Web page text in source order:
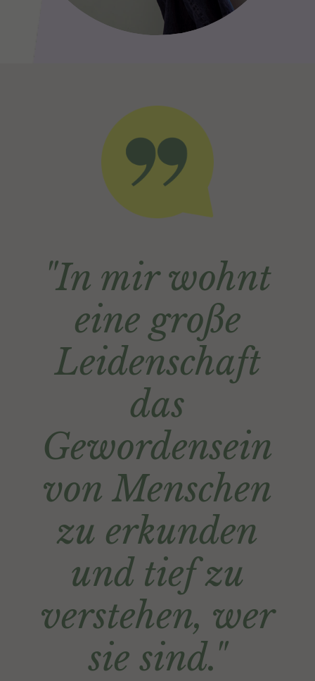
"In mir wohnt
eine große
Leidenschaft
das
Gewordensein
von Menschen
zu erkunden
und tief zu
verstehen, wer
sie sind."